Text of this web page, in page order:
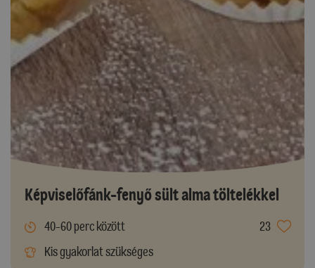
Képviselőfánk-fenyő sült alma töltelékkel
40-60 perc között
23
Kis gyakorlat szükséges